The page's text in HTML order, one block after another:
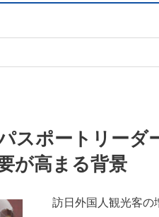
スポートリーダ
が高まる背景
訪日外国人観光客の